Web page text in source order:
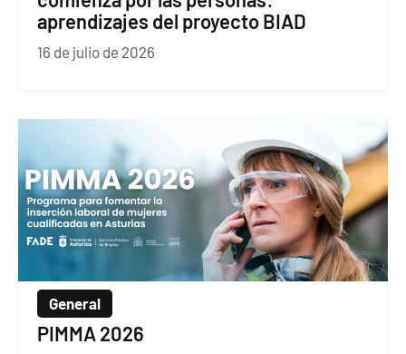
aprendizajes del proyecto BIAD
16 de julio de 2026
General
PIMMA 2026